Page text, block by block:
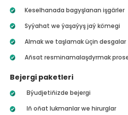
Keselhanada bagyşlanan işgärler
Syýahat we ýaşaýyş jaý kömegi
Almak we taşlamak üçin desgalar
Aňsat resminamalaşdyrmak
Bejergi paketleri
Býudjetiňizde bejergi
Iň oňat lukmanlar we hirurglar